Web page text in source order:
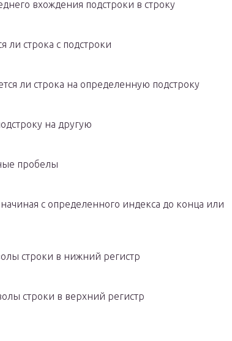
вхождения подстроки в строку
ли строка с подстроки
ли строка на определенную подстроку
на другую
пробелы
с определенного индекса до конца или
строки в нижний регистр
строки в верхний регистр